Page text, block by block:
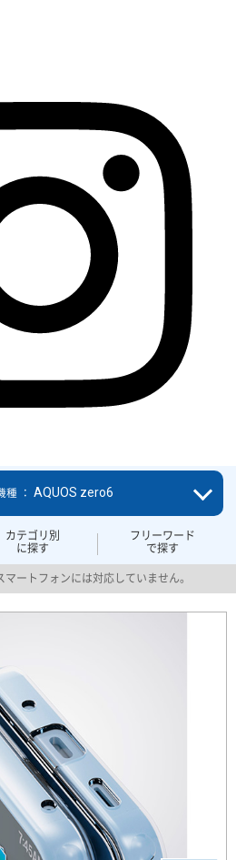
カテゴリ別
に探す
フリーワード
で探す
種 ： AQUOS zero6
ートフォンには対応していません。